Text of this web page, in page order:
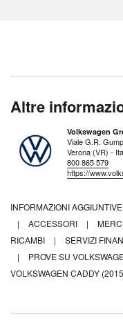
Altre
Volkswagen
Viale G.R.
Verona (VR) -
800 865 579
https://
INFORMAZIONI
|
ACCESSORI |
RICAMBI
| SERVIZI
|
PROVE SU
VOLKSWAGEN CADDY